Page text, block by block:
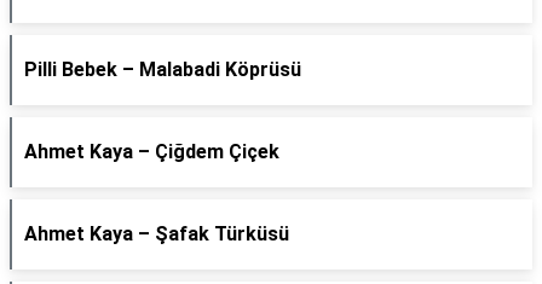
Pilli Bebek – Malabadi Köprüsü
Ahmet Kaya – Çiğdem Çiçek
Ahmet Kaya – Şafak Türküsü